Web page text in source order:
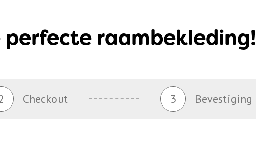
perfecte raambekleding!
Checkout 3 Bevestiging